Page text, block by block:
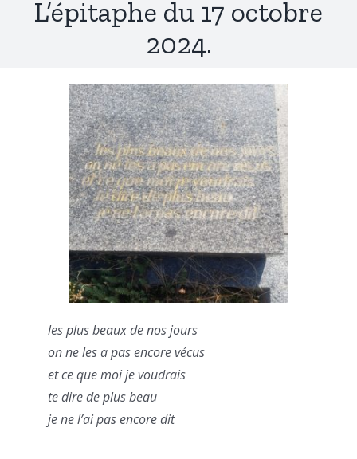
L’épitaphe du 17 octobre
2024.
les plus beaux de nos jours
on ne les a pas encore vécus
et ce que moi je voudrais
te dire de plus beau
je ne l’ai pas encore dit